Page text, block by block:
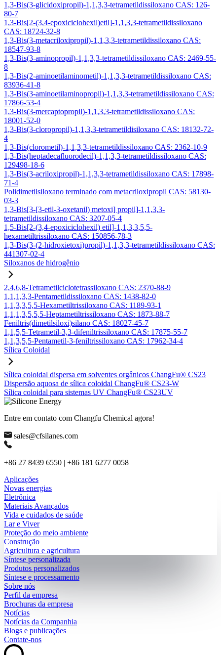
1,3-Bis(3-glicidoxipropil)-1,1,3,3-tetrametildissiloxano CAS: 126-
80-7
1,3-Bis[2-(3,4-epoxiciclohexil)etil]-1,1,3,3-tetrametildissiloxano
CAS: 18724-32-8
1,3-Bis(3-metacriloxipropil)-1,1,3,3-tetrametildissiloxano CAS:
18547-93-8
1,3-Bis(3-aminopropil)-1,1,3,3-tetrametildissiloxano CAS: 2469-55-
8
1,3-Bis(2-aminoetilaminometil)-1,1,3,3-tetrametildissiloxano CAS:
83936-41-8
1,3-Bis(3-aminoetilaminopropil)-1,1,3,3-tetrametildissiloxano CAS:
17866-53-4
1,3-Bis(3-mercaptopropil)-1,1,3,3-tetrametildissiloxano CAS:
18001-52-0
1,3-Bis(3-cloropropil)-1,1,3,3-tetrametildisiloxano CAS: 18132-72-
4
1,3-Bis(clorometil)-1,1,3,3-tetrametildissiloxano CAS: 2362-10-9
1,3-Bis(heptadecafluorodecil)-1,1,3,3-tetrametildissiloxano CAS:
129498-18-6
1,3-Bis(3-acriloxipropil)-1,1,3,3-tetrametildissiloxano CAS: 17898-
71-4
Polidimetilsiloxano terminado com metacriloxipropil CAS: 58130-
03-3
1,3-Bis[3-[3-etil-3-oxetanil) metoxi] propil]-1,1,3,3-
tetrametildissiloxano CAS: 3207-05-4
1,5-Bis[2-(3,4-epoxiciclohexil) etil]-1,1,3,3,5,5-
hexametiltrissiloxano CAS: 150856-78-3
1,3-Bis(3-(2-hidroxietoxi)propil)-1,1,3,3-tetrametildissiloxano CAS:
441307-02-4
Siloxanos de hidrogênio
2,4,6,8-Tetrametilciclotetrassiloxano CAS: 2370-88-9
1,1,1,3,3-Pentametildissiloxano CAS: 1438-82-0
1,1,3,3,5,5-Hexametiltrissiloxano CAS: 1189-93-1
1,1,1,3,5,5,5-Heptametiltrissiloxano CAS: 1873-88-7
Feniltris(dimetilsiloxi)silano CAS: 18027-45-7
1,1,5,5-Tetrametil-3,3-difeniltrissiloxano CAS: 17875-55-7
1,1,3,5,5-Pentametil-3-feniltrissiloxano CAS: 17962-34-4
Sílica Coloidal
Sílica coloidal dispersa em solventes orgânicos ChangFu® CS23
Dispersão aquosa de sílica coloidal ChangFu® CS23-W
Sílica coloidal para sistemas UV ChangFu® CS23UV
Entre em contato com Changfu Chemical agora!
sales@cfsilanes.com
+86 27 8439 6550 | +86 181 6277 0058
Aplicações
Novas energias
Eletrônica
Materiais Avançados
Vida e cuidados de saúde
Lar e Viver
Proteção do meio ambiente
Construção
Agricultura e agricultura
Síntese personalizada
Produtos personalizados
Síntese e processamento
Sobre nós
Perfil da empresa
Brochuras da empresa
Notícias
Notícias da Companhia
Blogs e publicações
Contate-nos